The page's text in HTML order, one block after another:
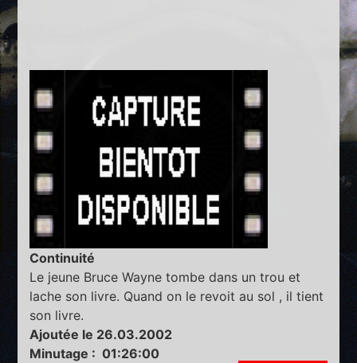
Continuité
Le jeune Bruce Wayne tombe dans un trou et
lache son livre. Quand on le revoit au sol , il tient
son livre.
Ajoutée le 26.03.2002
Minutage : 01:26:00